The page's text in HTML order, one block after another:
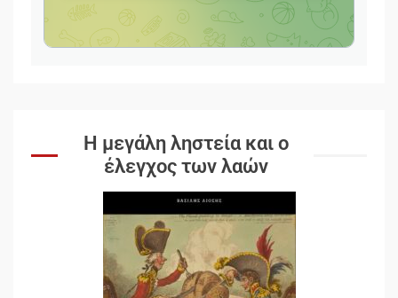
Η μεγάλη ληστεία και ο
έλεγχος των λαών